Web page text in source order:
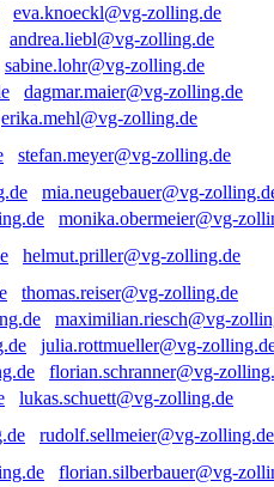
eva.knoeckl@vg-zolling.de
andrea.liebl@vg-zolling.de
sabine.lohr@vg-zolling.de
dagmar.maier@vg-zolling.de
erika.mehl@vg-zolling.de
stefan.meyer@vg-zolling.de
mia.neugebauer@vg-
monika.obermeier@vg-
helmut.priller@vg-zolling.de
thomas.reiser@vg-zolling.de
maximilian.riesch@vg-
julia.rottmueller@vg-
florian.schranner@vg-
lukas.schuett@vg-zolling.de
rudolf.sellmeier@vg-zolling.de
florian.silberbauer@vg-